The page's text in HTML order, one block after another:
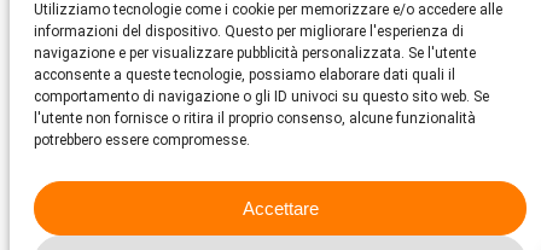
Utilizziamo tecnologie come i cookie per memorizzare e/o accedere alle
informazioni del dispositivo. Questo per migliorare l'esperienza di
navigazione e per visualizzare pubblicità personalizzata. Se l'utente
acconsente a queste tecnologie, possiamo elaborare dati quali il
comportamento di navigazione o gli ID univoci su questo sito web. Se
l'utente non fornisce o ritira il proprio consenso, alcune funzionalità
potrebbero essere compromesse.
Accettare
collocamento presso famiglie private; anche in questo caso,
finora tutti gli animali presi in carico hanno trovato una nuova
casa. Purtroppo, negli allevamenti di animali da laboratorio ci
sono solo pochi topi non geneticamente modificati e idonei al
reinserimento. Inoltre, non è possibile trasferire animali che
hanno partecipato ad esperimenti di media o alta intensità.
La PSA si impegna a coinvolgere nel progetto di ricollocamento
per continuare a offrire la possibilità di una seconda vita ai
roditori e ad altre specie da laboratorio.